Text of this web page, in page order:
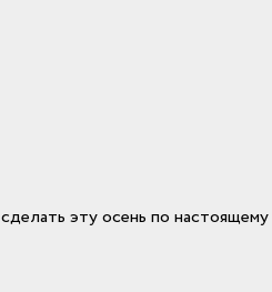
эту осень по